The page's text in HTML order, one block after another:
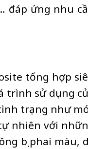
đáp ứng nhu
tổng hợp
trình sử dụng
trạng như
nhiên với
bị phai màu,